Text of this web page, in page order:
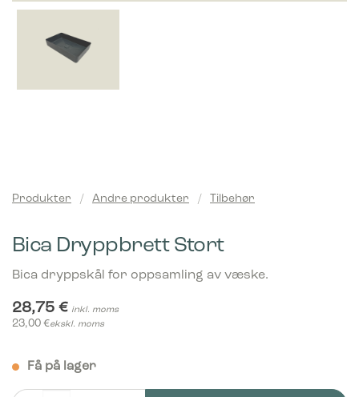
Produkter / Andre produkter / Tilbehør
Bica Dryppbrett Stort
Bica dryppskål for oppsamling av væske.
28,75 € inkl. moms
23,00 €ekskl. moms
Få på lager